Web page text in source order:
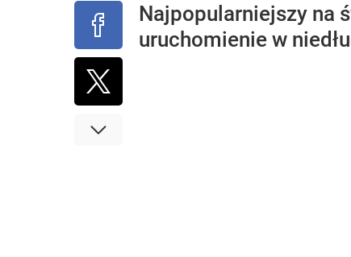
Najpopularniejszy na
uruchomienie w